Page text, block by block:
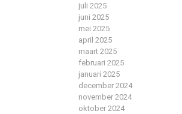
juli 2025
juni 2025
mei 2025
april 2025
maart 2025
februari 2025
januari 2025
december 2024
november 2024
oktober 2024